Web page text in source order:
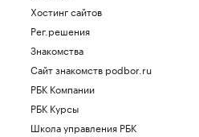
Хостинг сайтов
Рег.решения
Знакомства
Сайт знакомств podbor.ru
РБК Компании
РБК Курсы
Школа управления РБК